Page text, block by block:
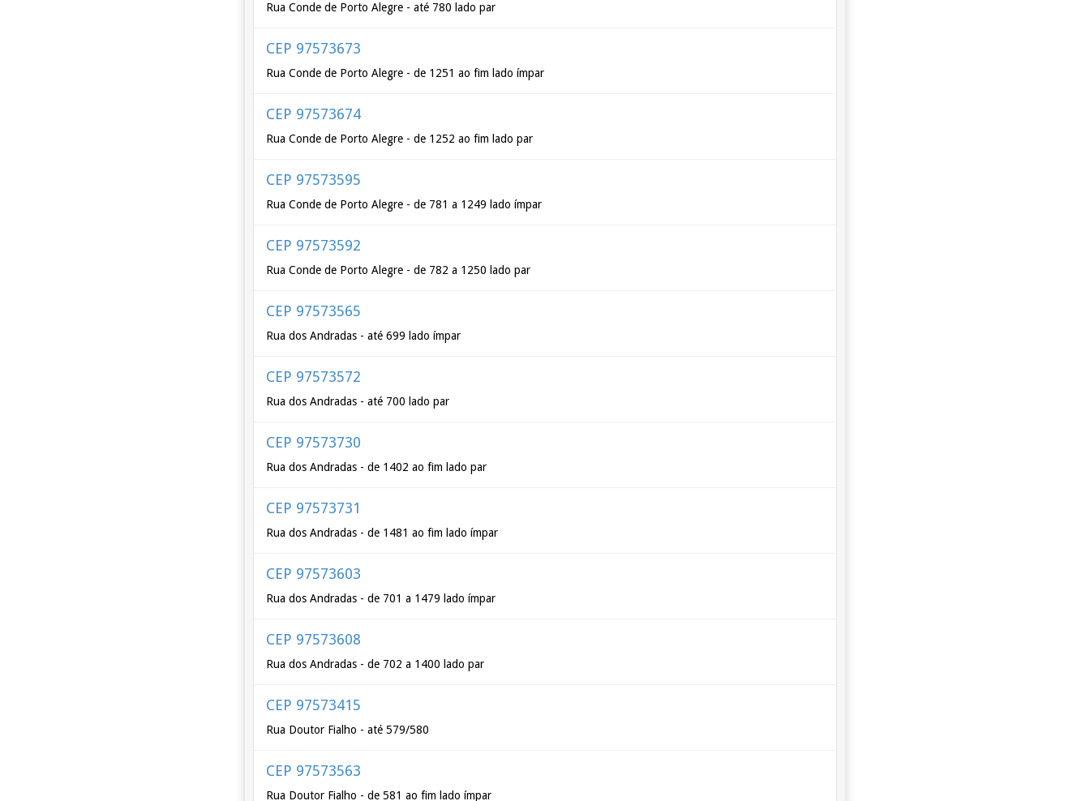
Rua Conde de Porto Alegre - até 780 lado par
CEP 97573673
Rua Conde de Porto Alegre - de 1251 ao fim lado ímpar
CEP 97573674
Rua Conde de Porto Alegre - de 1252 ao fim lado par
CEP 97573595
Rua Conde de Porto Alegre - de 781 a 1249 lado ímpar
CEP 97573592
Rua Conde de Porto Alegre - de 782 a 1250 lado par
CEP 97573565
Rua dos Andradas - até 699 lado ímpar
CEP 97573572
Rua dos Andradas - até 700 lado par
CEP 97573730
Rua dos Andradas - de 1402 ao fim lado par
CEP 97573731
Rua dos Andradas - de 1481 ao fim lado ímpar
CEP 97573603
Rua dos Andradas - de 701 a 1479 lado ímpar
CEP 97573608
Rua dos Andradas - de 702 a 1400 lado par
CEP 97573415
Rua Doutor Fialho - até 579/580
CEP 97573563
Rua Doutor Fialho - de 581 ao fim lado ímpar